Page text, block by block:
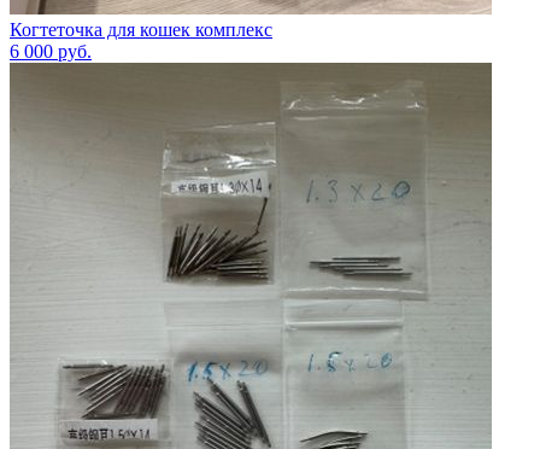
Когтеточка для кошек комплекс
6 000 руб.